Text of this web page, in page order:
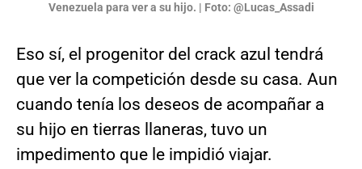
Venezuela para ver a su hijo. | Foto: @Lucas_Assadi
Eso sí, el progenitor del crack azul tendrá
que ver la competición desde su casa. Aun
cuando tenía los deseos de acompañar a
su hijo en tierras llaneras, tuvo un
impedimento que le impidió viajar.